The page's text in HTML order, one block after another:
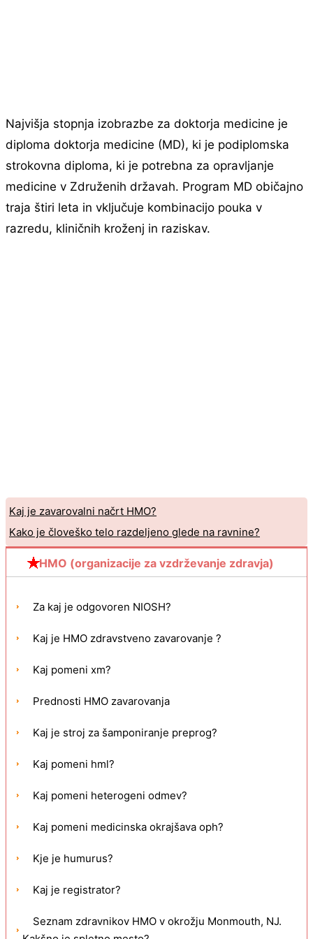
Najvišja stopnja izobrazbe za doktorja medicine je
diploma doktorja medicine (MD), ki je podiplomska
strokovna diploma, ki je potrebna za opravljanje
medicine v Združenih državah. Program MD običajno
traja štiri leta in vključuje kombinacijo pouka v
razredu, kliničnih kroženj in raziskav.
Kaj je zavarovalni načrt HMO?
Kako je človeško telo razdeljeno glede na ravnine?
HMO (organizacije za vzdrževanje zdravja)
Za kaj je odgovoren NIOSH?
Kaj je HMO zdravstveno zavarovanje ?
Kaj pomeni xm?
Prednosti HMO zavarovanja
Kaj je stroj za šamponiranje preprog?
Kaj pomeni hml?
Kaj pomeni heterogeni odmev?
Kaj pomeni medicinska okrajšava oph?
Kje je humurus?
Kaj je registrator?
Seznam zdravnikov HMO v okrožju Monmouth, NJ.